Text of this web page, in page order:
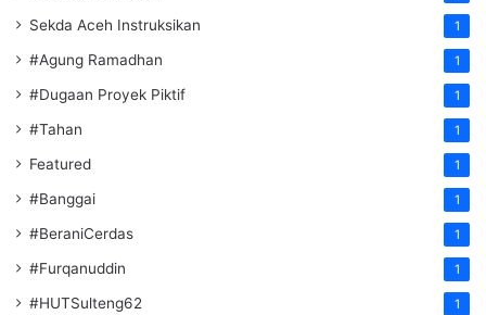
Sekda Aceh Instruksikan 1
#Agung Ramadhan 1
#Dugaan Proyek Piktif 1
#Tahan 1
Featured 1
#Banggai 1
#BeraniCerdas 1
#Furqanuddin 1
#HUTSulteng62 1